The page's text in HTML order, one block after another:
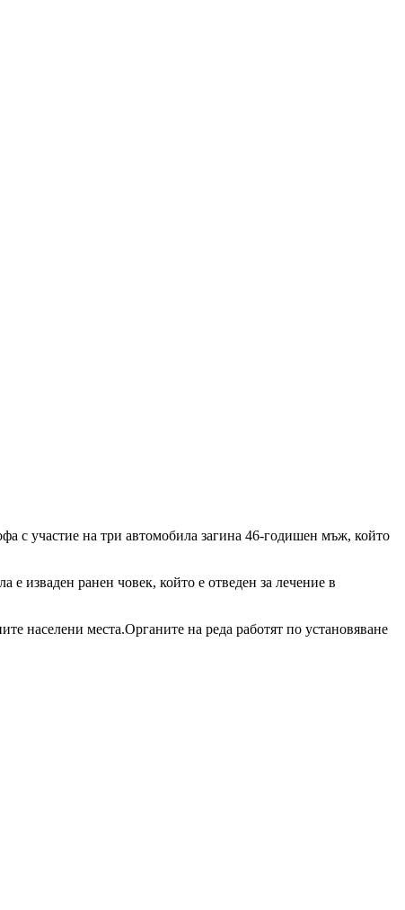
с участие на три автомобила загина 46-годишен мъж, който
изваден ранен човек, който е отведен за лечение в
населени места.Органите на реда работят по установяване